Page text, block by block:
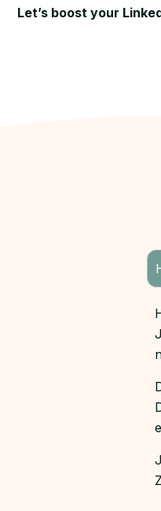
Let’s boost your